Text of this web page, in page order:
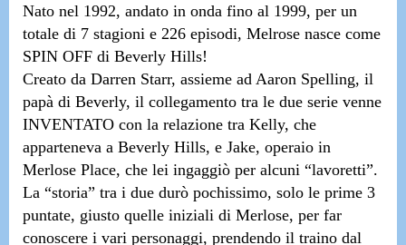
Nato nel 1992, andato in onda fino al 1999, per un
totale di 7 stagioni e 226 episodi, Melrose nasce come
SPIN OFF di Beverly Hills!
Creato da Darren Starr, assieme ad Aaron Spelling, il
papà di Beverly, il collegamento tra le due serie venne
INVENTATO con la relazione tra Kelly, che
apparteneva a Beverly Hills, e Jake, operaio in
Merlose Place, che lei ingaggiò per alcuni “lavoretti”.
La “storia” tra i due durò pochissimo, solo le prime 3
puntate, giusto quelle iniziali di Merlose, per far
conoscere i vari personaggi, prendendo il traino dal